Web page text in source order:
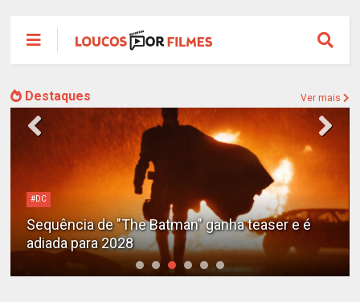
Destaques Ver mais
Alejandro G. Iñárritu
Tom Cruise surge totalmente irreconhecível e
calvo no trailer caótico de 'Digger'